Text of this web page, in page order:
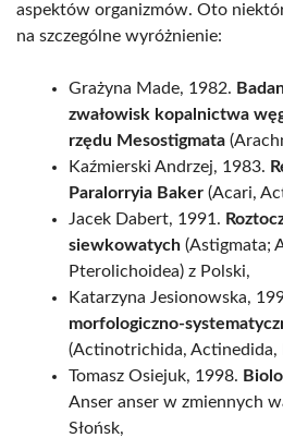
aspektów organizmów. Oto
na szczególne wyróżnienie:
Grażyna Made, 1982.
zwałowisk kopalnictwa
rzędu Mesostigmata
Kaźmierski Andrzej, 1983.
Paralorryia Baker (Acari,
Jacek Dabert, 1991.
siewkowatych (Astigmata;
Pterolichoidea) z Polski,
Katarzyna Jesionowska,
morfologiczno-
(Actinotrichida, Actinedida,
Tomasz Osiejuk, 1998.
Anser anser w zmiennych
Słońsk,